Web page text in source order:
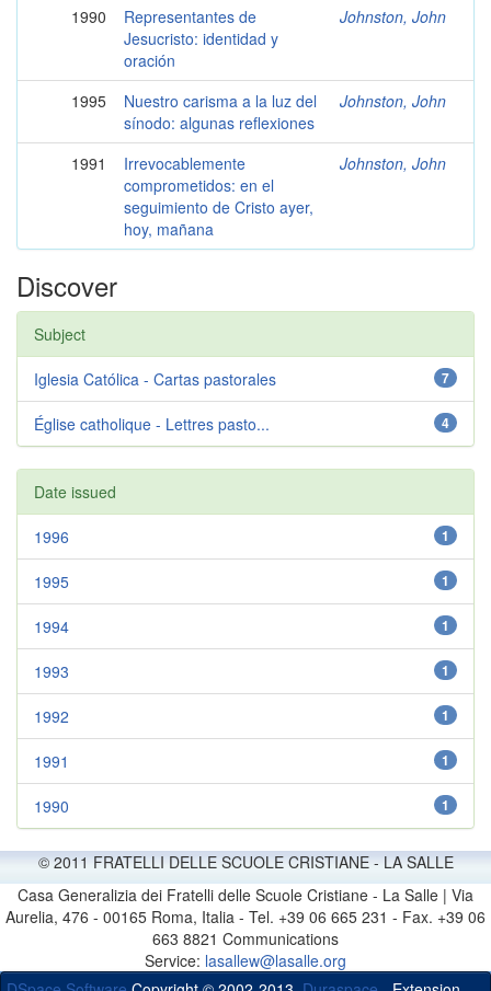
1990
Representantes de
Jesucristo: identidad y
oración
Johnston, John
1995
Nuestro carisma a la luz del
sínodo: algunas reflexiones
Johnston, John
1991
Irrevocablemente
comprometidos: en el
seguimiento de Cristo ayer,
hoy, mañana
Johnston, John
Discover
Subject
7
Iglesia Católica - Cartas pastorales
4
Église catholique - Lettres pasto...
Date issued
1
1996
1
1995
1
1994
1
1993
1
1992
1
1991
1
1990
© 2011 FRATELLI DELLE SCUOLE CRISTIANE - LA SALLE
Casa Generalizia dei Fratelli delle Scuole Cristiane - La Salle | Via
Aurelia, 476 - 00165 Roma, Italia - Tel. +39 06 665 231 - Fax. +39 06
663 8821 Communications
Service: lasallew@lasalle.org